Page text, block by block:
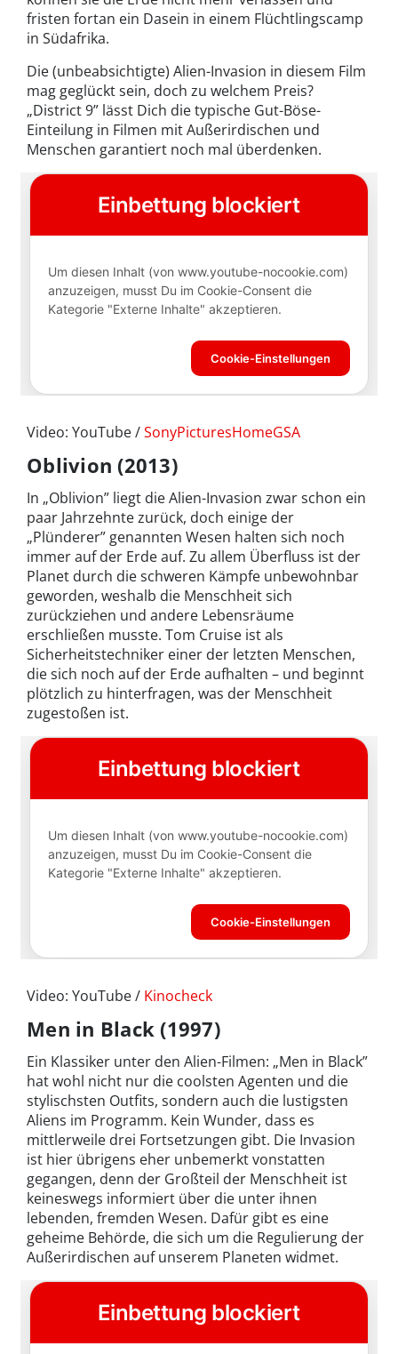
fristen fortan ein Dasein in einem Flüchtlingscamp
in Südafrika.
Die (unbeabsichtigte) Alien-Invasion in diesem Film
mag geglückt sein, doch zu welchem Preis?
„District 9” lässt Dich die typische Gut-Böse-
Einteilung in Filmen mit Außerirdischen und
Menschen garantiert noch mal überdenken.
Video: YouTube /SonyPicturesHomeGSA
Oblivion (2013)
In „Oblivion” liegt die Alien-Invasion zwar schon ein
paar Jahrzehnte zurück, doch einige der
„Plünderer” genannten Wesen halten sich noch
immer auf der Erde auf. Zu allem Überfluss ist der
Planet durch die schweren Kämpfe unbewohnbar
geworden, weshalb die Menschheit sich
zurückziehen und andere Lebensräume
erschließen musste. Tom Cruise ist als
Sicherheitstechniker einer der letzten Menschen,
die sich noch auf der Erde aufhalten – und beginnt
plötzlich zu hinterfragen, was der Menschheit
zugestoßen ist.
Video: YouTube / Kinocheck
Men in Black (1997)
Ein Klassiker unter den Alien-Filmen: „Men in Black”
hat wohl nicht nur die coolsten Agenten und die
stylischsten Outfits, sondern auch die lustigsten
Aliens im Programm. Kein Wunder, dass es
mittlerweile drei Fortsetzungen gibt. Die Invasion
ist hier übrigens eher unbemerkt vonstatten
gegangen, denn der Großteil der Menschheit ist
keineswegs informiert über die unter ihnen
lebenden, fremden Wesen. Dafür gibt es eine
geheime Behörde, die sich um die Regulierung der
Außerirdischen auf unserem Planeten widmet.